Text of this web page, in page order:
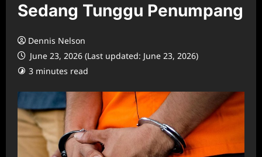
Sedang Tunggu Penumpang
Dennis Nelson
June 23, 2026 (Last updated: June 23, 2026)
3 minutes read